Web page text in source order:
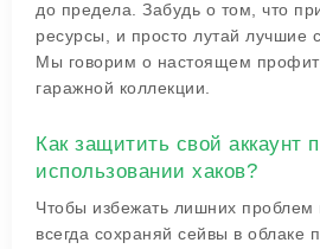
до предела. Забудь о том, что
ресурсы, и просто лутай лучшие
Мы говорим о настоящем
гаражной коллекции.
Как защитить свой аккаунт
использовании хаков?
Чтобы избежать лишних проблем
всегда сохраняй сейвы в облаке